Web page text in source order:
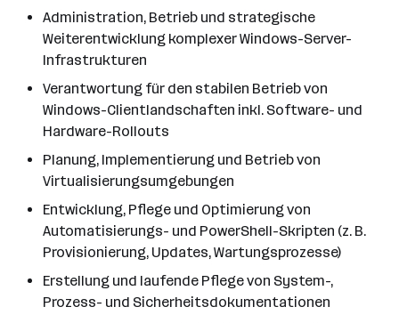
Administration, Betrieb und strategische
Weiterentwicklung komplexer Windows-Server-
Infrastrukturen
Verantwortung für den stabilen Betrieb von
Windows-Clientlandschaften inkl. Software- und
Hardware-Rollouts
Planung, Implementierung und Betrieb von
Virtualisierungsumgebungen
Entwicklung, Pflege und Optimierung von
Automatisierungs- und PowerShell-Skripten (z. B.
Provisionierung, Updates, Wartungsprozesse)
Erstellung und laufende Pflege von System-,
Prozess- und Sicherheitsdokumentationen